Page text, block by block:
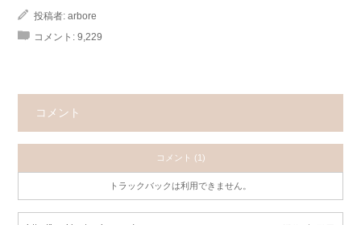
投稿者: arbore
コメント: 9,229
コメント
コメント (1)
トラックバックは利用できません。